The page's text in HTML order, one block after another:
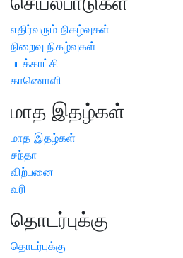
எதிர்வரும் நிகழ்வுகள்
நிறைவு நிகழ்வுகள்
படக்காட்சி
காணொளி
மாத இதழ்கள்
மாத இதழ்கள்
சந்தா
விற்பனை
வரி
தொடர்புக்கு
தொடர்புக்கு